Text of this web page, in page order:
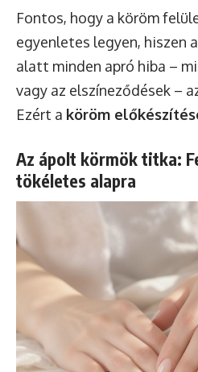
Fontos, hogy a köröm
egyenletes legyen, hiszen
alatt minden apró hiba –
vagy az elszíneződések –
Ezért a köröm
Az ápolt körmök titka:
tökéletes alapra